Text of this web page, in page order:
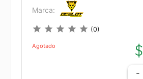
Marca:
star star star star star (0)
Agotado $
-